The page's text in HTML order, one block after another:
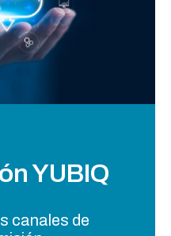
YUBIQ
canales de